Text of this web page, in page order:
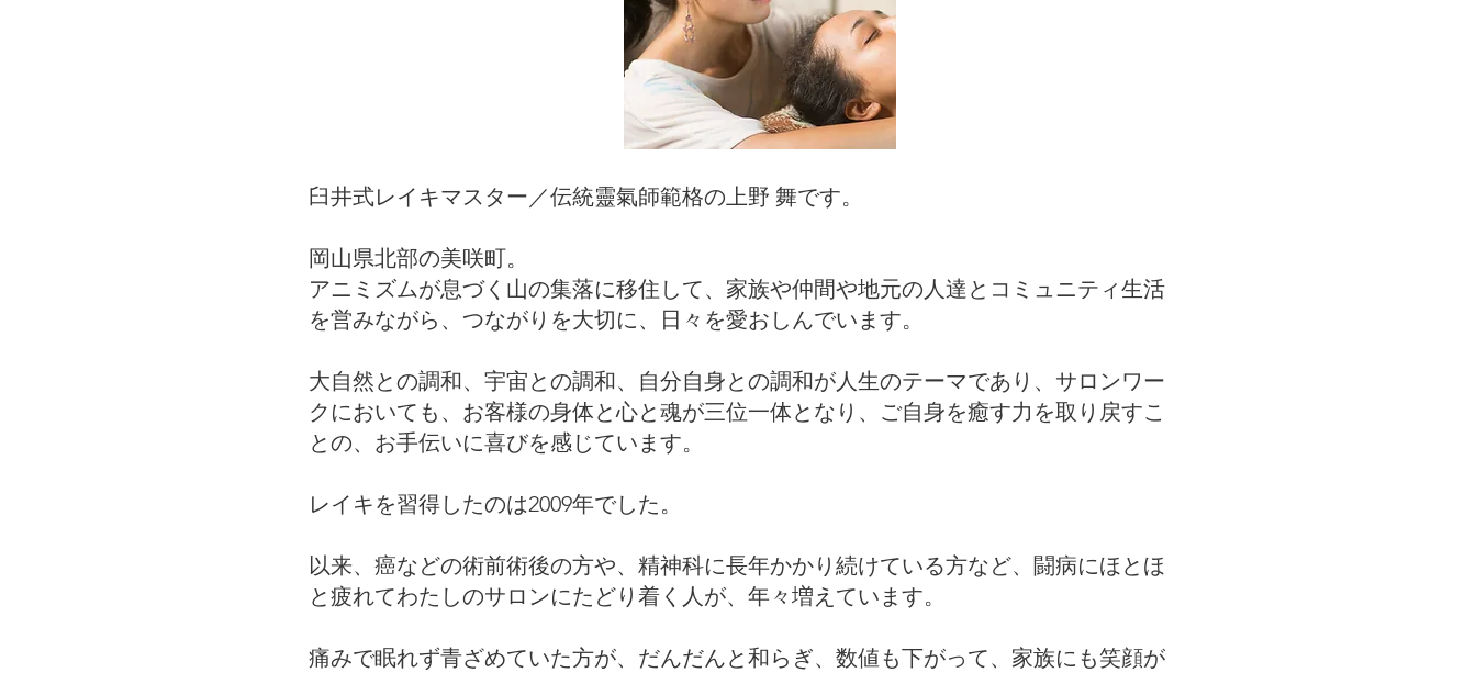
臼井式レイキマスター／伝統靈氣師範格の上野 舞です。
岡山県北部の美咲町。
アニミズムが息づく山の集落に移住して、家族や仲間や地元の人達とコミュニティ生活
を営みながら、つながりを大切に、日々を愛おしんでいます。
大自然との調和、宇宙との調和、自分自身との調和が人生のテーマであり、サロンワー
クにおいても、お客様の身体と心と魂が三位一体となり、ご自身を癒す力を取り戻すこ
との、お手伝いに喜びを感じています。
レイキを習得したのは2009年でした。
以来、癌などの術前術後の方や、精神科に長年かかり続けている方など、闘病にほとほ
と疲れてわたしのサロンにたどり着く人が、年々増えています。
痛みで眠れず青ざめていた方が、だんだんと和らぎ、数値も下がって、家族にも笑顔が